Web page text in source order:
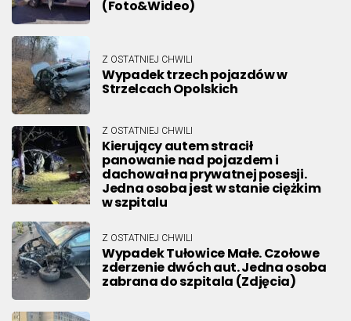
(Foto&Wideo)
Z OSTATNIEJ CHWILI
Wypadek trzech pojazdów w
Strzelcach Opolskich
Z OSTATNIEJ CHWILI
Kierujący autem stracił
panowanie nad pojazdem i
dachował na prywatnej posesji.
Jedna osoba jest w stanie ciężkim
w szpitalu
Z OSTATNIEJ CHWILI
Wypadek Tułowice Małe. Czołowe
zderzenie dwóch aut. Jedna osoba
zabrana do szpitala (Zdjęcia)